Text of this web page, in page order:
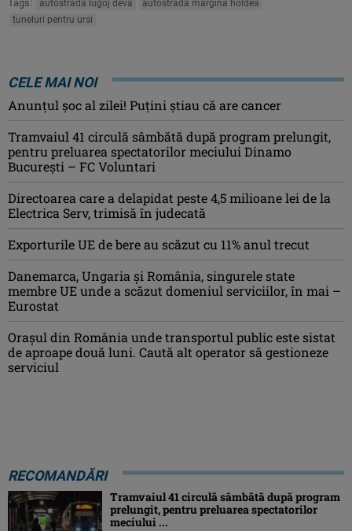
Tags: autostrada lugoj deva
autostrada margina holdea
tuneluri pentru ursi
CELE MAI NOI
Anunţul şoc al zilei! Puţini ştiau că are cancer
Tramvaiul 41 circulă sâmbătă după program prelungit,
pentru preluarea spectatorilor meciului Dinamo
București – FC Voluntari
Directoarea care a delapidat peste 4,5 milioane lei de la
Electrica Serv, trimisă în judecată
Exporturile UE de bere au scăzut cu 11% anul trecut
Danemarca, Ungaria şi România, singurele state
membre UE unde a scăzut domeniul serviciilor, în mai –
Eurostat
Orașul din România unde transportul public este sistat
de aproape două luni. Caută alt operator să gestioneze
serviciul
RECOMANDĂRI
Tramvaiul 41 circulă sâmbătă după program
prelungit, pentru preluarea spectatorilor
meciului ...